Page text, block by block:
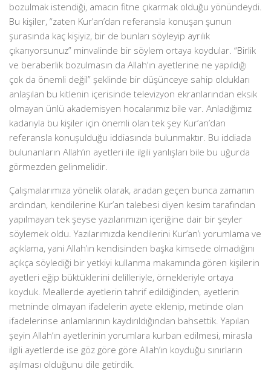
bozulmak istendiği, amacın fitne çıkarmak olduğu yönündeydi.
Bu kişiler, “zaten Kur’an’dan referansla konuşan şunun
şurasında kaç kişiyiz, bir de bunları söyleyip ayrılık
çıkarıyorsunuz” minvalinde bir söylem ortaya koydular. “Birlik
ve beraberlik bozulmasın da Allah’ın ayetlerine ne yapıldığı
çok da önemli değil” şeklinde bir düşünceye sahip oldukları
anlaşılan bu kitlenin içerisinde televizyon ekranlarından eksik
olmayan ünlü akademisyen hocalarımız bile var. Anladığımız
kadarıyla bu kişiler için önemli olan tek şey Kur’an’dan
referansla konuşulduğu iddiasında bulunmaktır. Bu iddiada
bulunanların Allah’ın ayetleri ile ilgili yanlışları bile bu uğurda
görmezden gelinmelidir.
Çalışmalarımıza yönelik olarak, aradan geçen bunca zamanın
ardından, kendilerine Kur’an talebesi diyen kesim tarafından
yapılmayan tek şeyse yazılarımızın içeriğine dair bir şeyler
söylemek oldu. Yazılarımızda kendilerini Kur’an’ı yorumlama ve
açıklama, yani Allah’ın kendisinden başka kimsede olmadığını
açıkça söylediği bir yetkiyi kullanma makamında gören kişilerin
ayetleri eğip büktüklerini delilleriyle, örnekleriyle ortaya
koyduk. Meallerde ayetlerin tahrif edildiğinden, ayetlerin
metninde olmayan ifadelerin ayete eklenip, metinde olan
ifadelerinse anlamlarının kaydırıldığından bahsettik. Yapılan
şeyin Allah’ın ayetlerinin yorumlara kurban edilmesi, mirasla
ilgili ayetlerde ise göz göre göre Allah’ın koyduğu sınırların
aşılması olduğunu dile getirdik.